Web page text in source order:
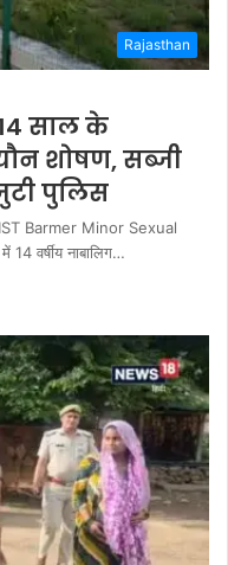
Rajasthan
साल के
शोषण, सब्जी
पुलिस
Barmer Minor Sexual
वर्षीय नाबालिग…